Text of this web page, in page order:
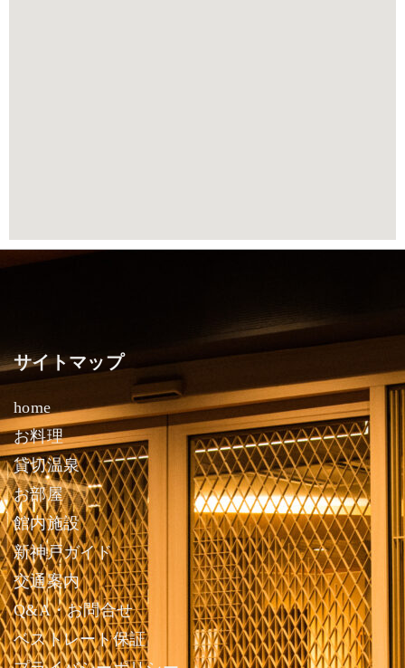
サイトマップ
home
お料理
貸切温泉
お部屋
館内施設
新神戸ガイド
交通案内
Q&A・お問合せ
ベストレート保証